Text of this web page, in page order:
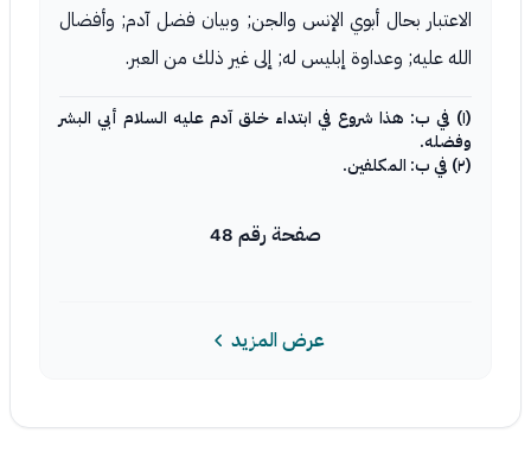
الاعتبار بحال أبوي الإنس والجن; وبيان فضل آدم; وأفضال
الله عليه; وعداوة إبليس له; إلى غير ذلك من العبر.
(١) في ب: هذا شروع في ابتداء خلق آدم عليه السلام أبي البشر
وفضله.
(٢) في ب: المكلفين.
صفحة رقم 48
عرض المزيد